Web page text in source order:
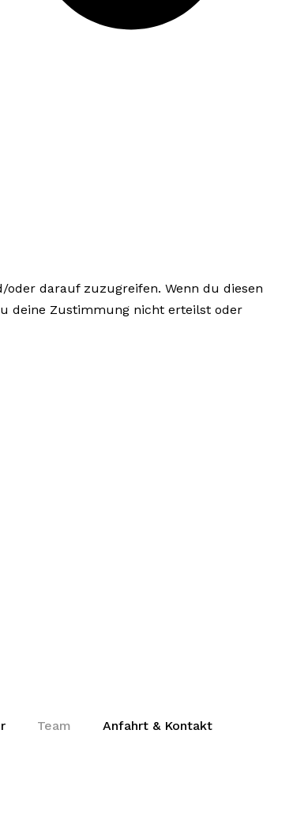
darauf zuzugreifen. Wenn du diesen
deine Zustimmung nicht erteilst oder
Team Anfahrt & Kontakt